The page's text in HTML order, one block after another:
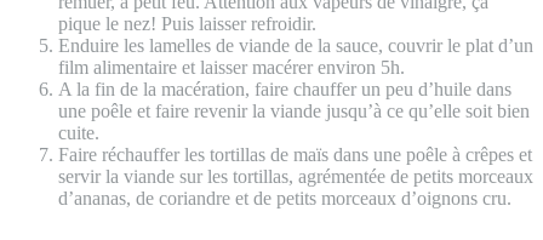
pique le nez! Puis laisser refroidir.
Enduire les lamelles de viande de la sauce, couvrir le plat d’un
film alimentaire et laisser macérer environ 5h.
A la fin de la macération, faire chauffer un peu d’huile dans
une poêle et faire revenir la viande jusqu’à ce qu’elle soit bien
cuite.
Faire réchauffer les tortillas de maïs dans une poêle à crêpes et
servir la viande sur les tortillas, agrémentée de petits morceaux
d’ananas, de coriandre et de petits morceaux d’oignons cru.